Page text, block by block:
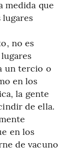
medida que
no es
un tercio o
en los
la gente
de ella.
en los
de vacuno